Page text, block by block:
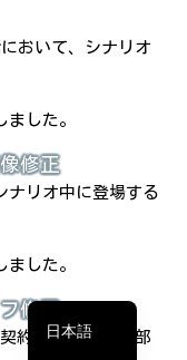
おいて、シナリオ
した。
修正
ナリオ中に登場する
した。
修正
約時セリフの一部
日本語
English
简体中文